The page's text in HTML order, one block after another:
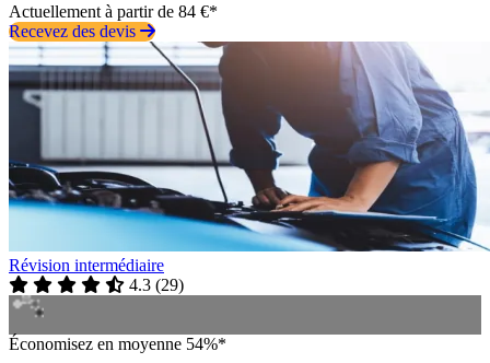
Actuellement à partir de 84 €*
Recevez des devis
Révision intermédiaire
4.3 (29)
Économisez en moyenne 54%*